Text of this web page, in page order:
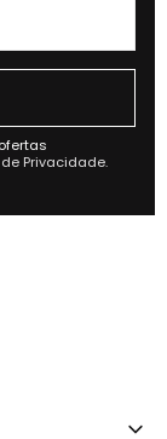
Privacidade.